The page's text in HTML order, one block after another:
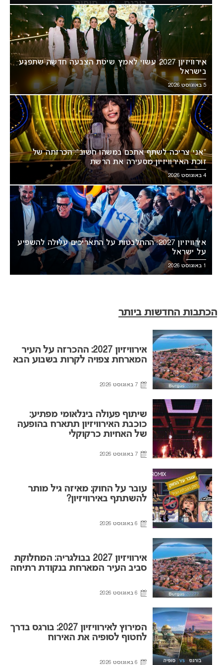
אירוויזיון 2027 עשוי לאמץ שיטת הצבעה חדשה שתפגע
בישראל
5 באוגוסט 2026
“אני צריכה לשתף אתכם במשהו חשוב”: הכרזתה של
זוכת האירוויזיון מסעירה את הרשת
4 באוגוסט 2026
אירוויזיון 2027: ההתלבטות על התאריכים עלולה להשפיע
על ישראל
1 באוגוסט 2026
הכתבות החדשות ביותר
אירוויזיון 2027: ההכרזה על העיר
המארחת צפויה לקרות בשבוע הבא
7 באוגוסט 2026
שיתוף פעולה בינלאומי מפתיע:
כוכבת האירוויזיון תתארח בהופעה
של האחיות כרקוקלי
7 באוגוסט 2026
עובר על החוק: מאיזה גיל מותר
להשתתף באירוויזיון?
6 באוגוסט 2026
אירוויזיון 2027 בבולגריה: המחלוקת
סביב העיר המארחת בנקודת רתיחה
6 באוגוסט 2026
המירוץ לאירוויזיון 2027: בורגס בדרך
לחטוף לסופיה את האירוח
6 באוגוסט 2026